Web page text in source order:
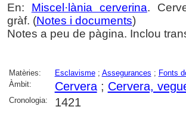
En: Miscel·lània cerverina.
gràf. (Notes i documents)
Notes a peu de pàgina. Inclou
Matèries: Esclavisme; Assegurances ; Fonts
Àmbit:
Cervera; Cervera,
Cronologia: 1421